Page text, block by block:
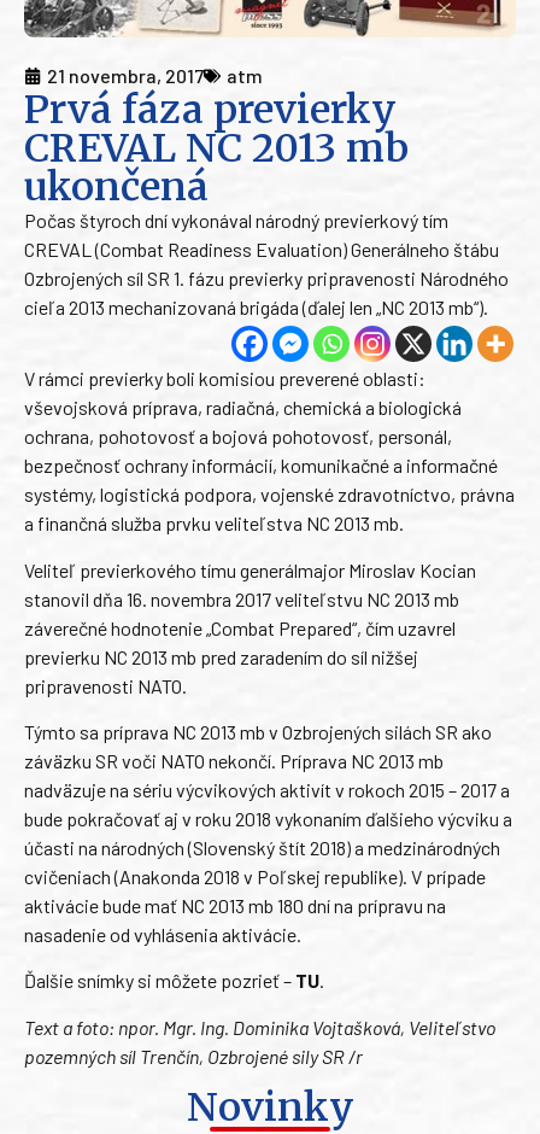
21 novembra, 2017 atm
Prvá fáza previerky
CREVAL NC 2013 mb
ukončená
Počas štyroch dní vykonával národný previerkový tím
CREVAL (Combat Readiness Evaluation) Generálneho štábu
Ozbrojených síl SR 1. fázu previerky pripravenosti Národného
cieľa 2013 mechanizovaná brigáda (ďalej len „NC 2013 mb“).
V rámci previerky boli komisiou preverené oblasti:
vševojsková príprava, radiačná, chemická a biologická
ochrana, pohotovosť a bojová pohotovosť, personál,
bezpečnosť ochrany informácií, komunikačné a informačné
systémy, logistická podpora, vojenské zdravotníctvo, právna
a finančná služba prvku veliteľstva NC 2013 mb.
Veliteľ previerkového tímu generálmajor Miroslav Kocian
stanovil dňa 16. novembra 2017 veliteľstvu NC 2013 mb
záverečné hodnotenie „Combat Prepared“, čím uzavrel
previerku NC 2013 mb pred zaradením do síl nižšej
pripravenosti NATO.
Týmto sa príprava NC 2013 mb v Ozbrojených silách SR ako
záväzku SR voči NATO nekončí. Príprava NC 2013 mb
nadväzuje na sériu výcvikových aktivít v rokoch 2015 – 2017 a
bude pokračovať aj v roku 2018 vykonaním ďalšieho výcviku a
účasti na národných (Slovenský štít 2018) a medzinárodných
cvičeniach (Anakonda 2018 v Poľskej republike). V prípade
aktivácie bude mať NC 2013 mb 180 dní na prípravu na
nasadenie od vyhlásenia aktivácie.
Ďalšie snímky si môžete pozrieť – TU.
Text a foto: npor. Mgr. Ing. Dominika Vojtašková, Veliteľstvo
pozemných síl Trenčín, Ozbrojené sily SR /r
Novinky